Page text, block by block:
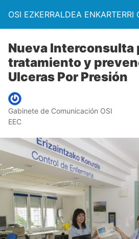
OSI EZKERRALDEA ENKARTERRI
Nueva Interconsulta
tratamiento y
Ulceras Por Presión
Gabinete de Comunicación OSI
EEC